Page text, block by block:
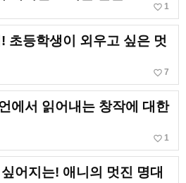
favorite_border 1
초등학생이 외우고 싶은 멋
favorite_border 7
에서 읽어내는 창작에 대한
favorite_border 1
어지는! 애니의 멋진 명대